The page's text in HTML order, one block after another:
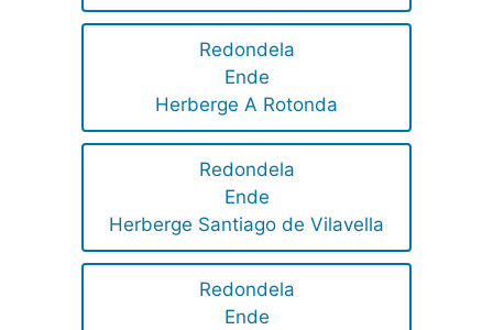
Redondela
Ende
Herberge A Rotonda
Redondela
Ende
Herberge Santiago de Vilavella
Redondela
Ende